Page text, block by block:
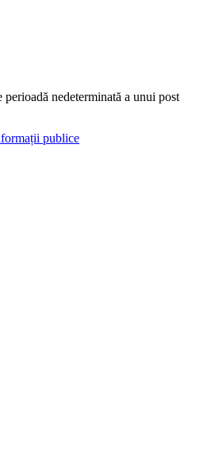
nedeterminată a unui post
publice